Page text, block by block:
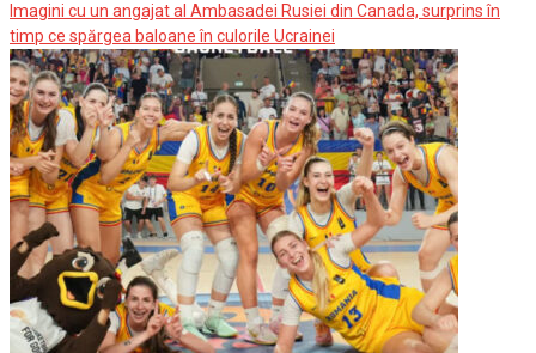
Imagini cu un angajat al Ambasadei Rusiei din Canada, surprins în
timp ce spărgea baloane în culorile Ucrainei